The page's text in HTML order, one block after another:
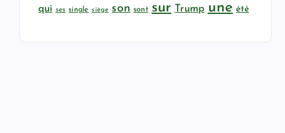
qui ses single siège son sont sur Trump une été